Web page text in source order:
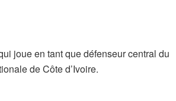
joue en tant que défenseur central du
de Côte d’Ivoire.